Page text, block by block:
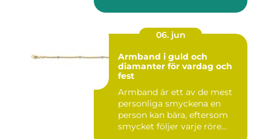
06. jun
Armband i guld och
diamanter för vardag och
fest
Armband är ett av de mest
personliga smyckena en
person kan bära, eftersom
smycket följer varje röre...